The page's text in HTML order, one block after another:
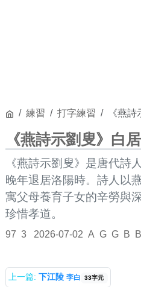
練習 打字練習 《燕
《燕詩示劉叟》白
《燕詩示劉叟》是唐代詩
晚年退居洛陽時。詩人以
寓父母養育子女的辛勞與
珍惜孝道。
97 3 2026-07-02 A G G B
B
上一篇: 下江陵 李白 33字元